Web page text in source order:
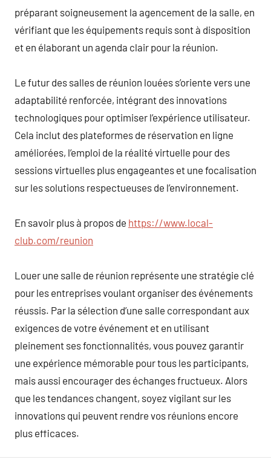
préparant soigneusement la agencement de la salle, en
vérifiant que les équipements requis sont à disposition
et en élaborant un agenda clair pour la réunion.
Le futur des salles de réunion louées s’oriente vers une
adaptabilité renforcée, intégrant des innovations
technologiques pour optimiser l’expérience utilisateur.
Cela inclut des plateformes de réservation en ligne
améliorées, l’emploi de la réalité virtuelle pour des
sessions virtuelles plus engageantes et une focalisation
sur les solutions respectueuses de l’environnement.
En savoir plus à propos de https://www.local-
club.com/reunion
Louer une salle de réunion représente une stratégie clé
pour les entreprises voulant organiser des événements
réussis. Par la sélection d’une salle correspondant aux
exigences de votre événement et en utilisant
pleinement ses fonctionnalités, vous pouvez garantir
une expérience mémorable pour tous les participants,
mais aussi encourager des échanges fructueux. Alors
que les tendances changent, soyez vigilant sur les
innovations qui peuvent rendre vos réunions encore
plus efficaces.